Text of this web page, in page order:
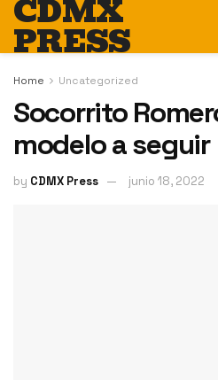
CDMX
PRESS
Home Uncategorized
Socorrito
modelo a seguir
by CDMX Press junio 18, 2022